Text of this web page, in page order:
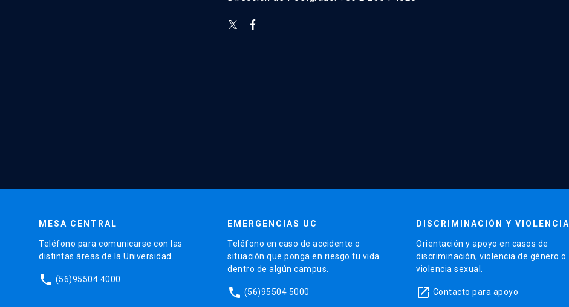
MESA CENTRAL
Teléfono para comunicarse con las
distintas áreas de la Universidad.
phone (56)95504 4000
EMERGENCIAS UC
Teléfono en caso de accidente o
situación que ponga en riesgo tu vida
dentro de algún campus.
phone (56)95504 5000
DISCRIMINACIÓN Y VIOLENCIA
Orientación y apoyo en casos de
discriminación, violencia de género o
violencia sexual.
launch Contacto para apoyo